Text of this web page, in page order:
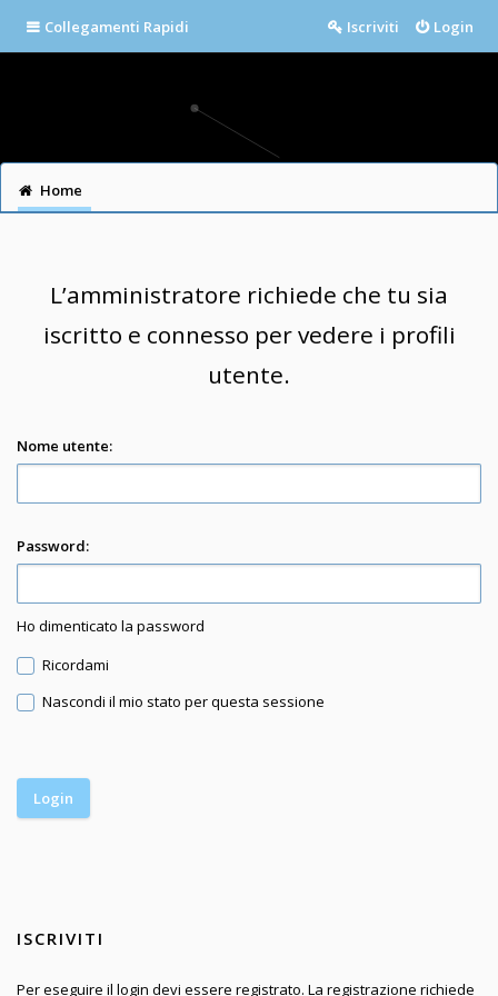
Collegamenti Rapidi Login
Iscriviti
Home
L’amministratore richiede che tu sia
iscritto e connesso per vedere i profili
utente.
Nome utente:
Password:
Ho dimenticato la password
Ricordami
Nascondi il mio stato per questa sessione
ISCRIVITI
Per eseguire il login devi essere registrato. La registrazione richiede